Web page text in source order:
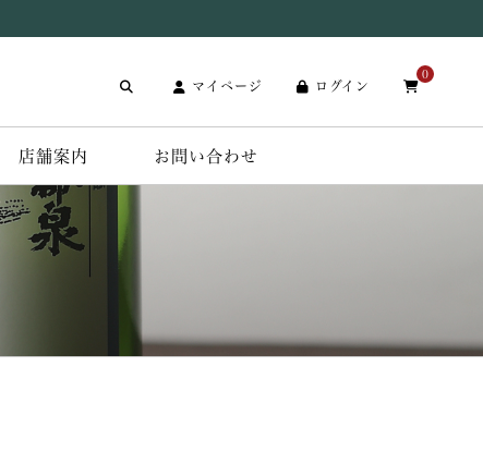
マイページ ログイン
0
店舗案内 お問い合わせ